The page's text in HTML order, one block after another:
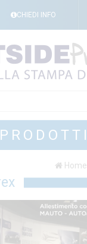
CHIEDI INFO
PRODOTTI
Home